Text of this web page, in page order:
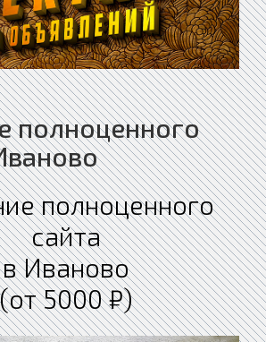
полноценного
полноценного
сайта
в Иваново
(от 5000 ₽)